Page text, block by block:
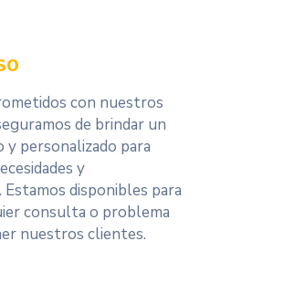
con nuestros
de brindar un
y personalizado para
y
disponibles para
consulta o problema
nuestros clientes.